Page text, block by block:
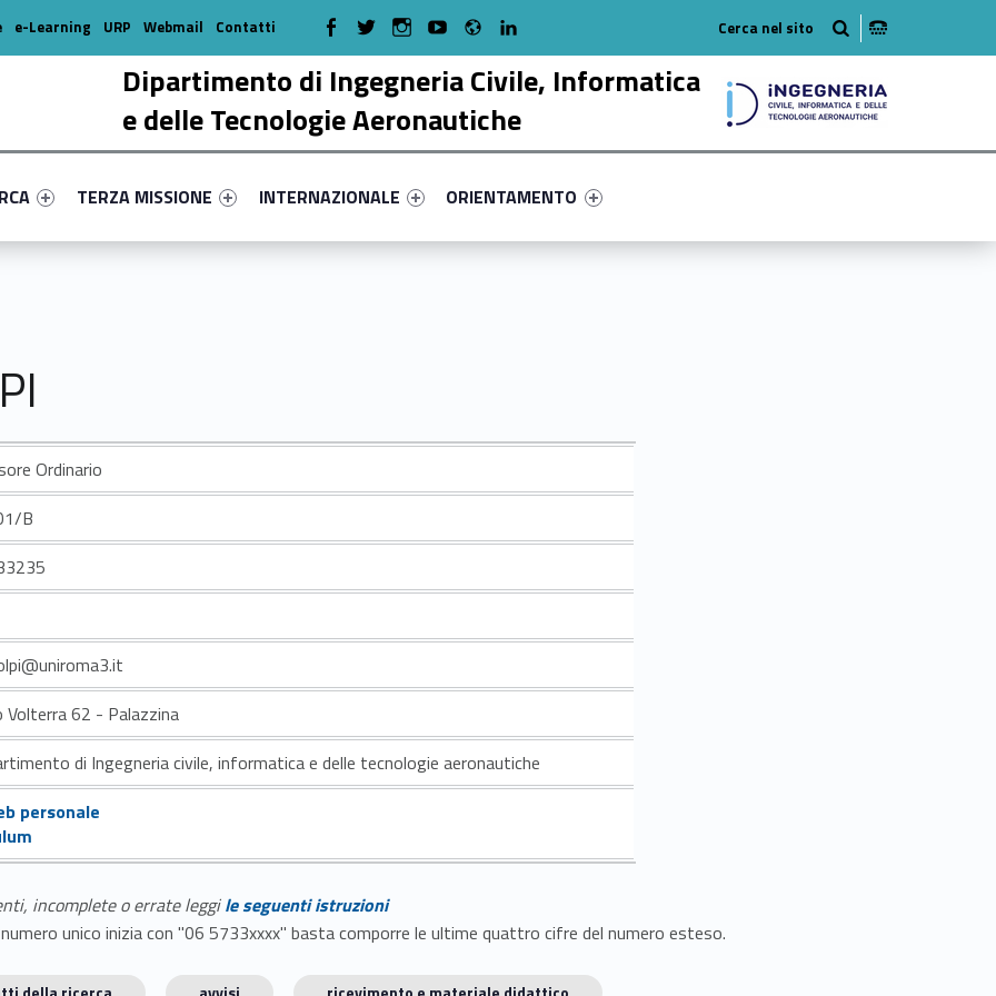
Dipartimento di Ingegneria Civile, Informatica
e delle Tecnologie Aeronautiche
primary-96370-17
#link-menu-primary-74339-38
Link identifier #link-menu-primary-47191-51
TERZA MISSIONE
Link identifier #link-menu-primary-31058-58
INTERNAZIONALE
Link identifier #link-menu-primary-61290-68
ORIENTAMENTO
e-Learning URP Webmail Contatti WebMan on Facebook
WebMan on TwitterWebMan on Instagram
WebMan on Youtube
Radio
Ordinario
B
Volterra 62 - Palazzina
di Ingegneria civile, informatica e delle tecnologie aeronautiche
personale
incomplete o errate leggile seguenti istruzioni
unico inizia con "06 5733xxxx" basta comporre le ultime quattro cifre del numero esteso.